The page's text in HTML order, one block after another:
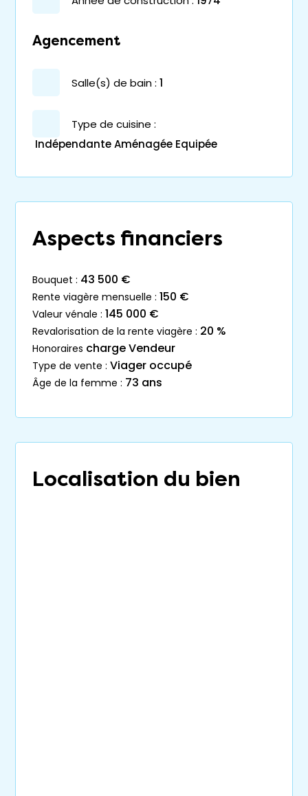
Agencement
salle(s) de bain : 1
Type de cuisine :
Indépendante Aménagée Equipée
Aspects financiers
bouquet : 43 500 €
rente viagère mensuelle : 150 €
valeur vénale : 145 000 €
revalorisation de la rente viagère : 20 %
honoraires charge Vendeur
type de vente : Viager occupé
âge de la femme : 73 ans
Localisation du bien